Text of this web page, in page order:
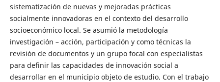
sistematización de nuevas y mejoradas prácticas
socialmente innovadoras en el contexto del desarrollo
socioeconómico local. Se asumió la metodología
investigación – acción, participación y como técnicas la
revisión de documentos y un grupo focal con especialistas
para definir las capacidades de innovación social a
desarrollar en el municipio objeto de estudio. Con el trabajo